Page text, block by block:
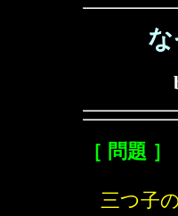
［ 問題 ］
三つ子